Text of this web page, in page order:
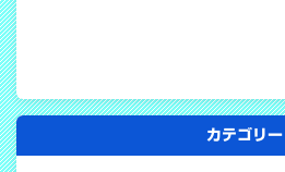
カテゴリー